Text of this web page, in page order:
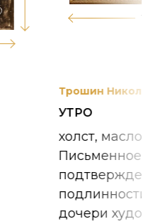
174
Трошин
УТРО
холст, масло
Письменное
подлинности
дочери